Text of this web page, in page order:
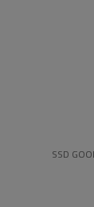
SSD